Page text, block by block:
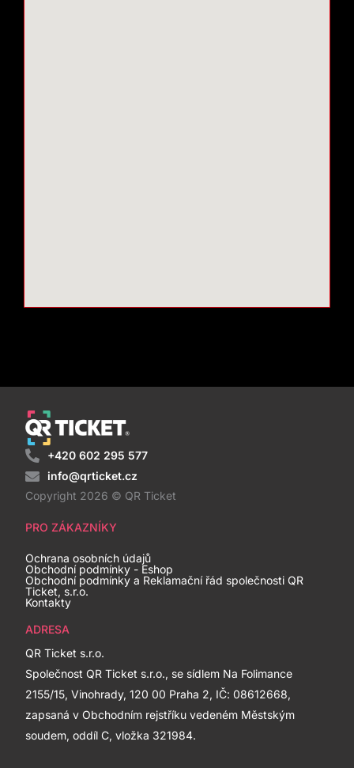
+420 602 295 577
info@qrticket.cz
Copyright 2026 © QR Ticket
PRO ZÁKAZNÍKY
Ochrana osobních údajů
Obchodní podmínky - Eshop
Obchodní podmínky a Reklamační řád společnosti QR
Ticket, s.r.o.
Kontakty
ADRESA
QR Ticket s.r.o.
Společnost QR Ticket s.r.o., se sídlem Na Folimance
2155/15, Vinohrady, 120 00 Praha 2, IČ: 08612668,
zapsaná v Obchodním rejstříku vedeném Městským
soudem, oddíl C, vložka 321984.